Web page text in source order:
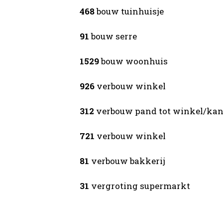
468bouw tuinhuisje
91bouw serre
1529bouw woonhuis
926 verbouw winkel
312 verbouw pand tot winkel/
721 verbouw winkel
81 verbouw bakkerij
31 vergroting supermarkt